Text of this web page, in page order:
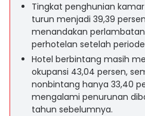
Tingkat penghunian
turun menjadi 39,39
menandakan
perhotelan setelah
Hotel berbintang masih
okupansi 43,04 persen,
nonbintang hanya 33,40
mengalami penurunan
tahun sebelumnya.